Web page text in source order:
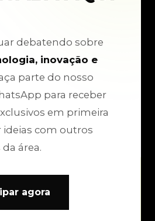
debatendo sobre
inovação e
parte do nosso
para receber
em primeira
ideias com outros
área.
agora